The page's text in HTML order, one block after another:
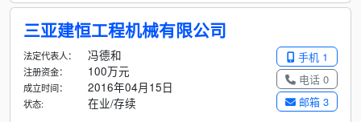
三亚建恒工程机械有限公司
手机 1
电话 0
邮箱 3
法定代表人： 冯德和
注册资金： 100万元
成立时间： 2016年04月15日
状态: 在业/存续